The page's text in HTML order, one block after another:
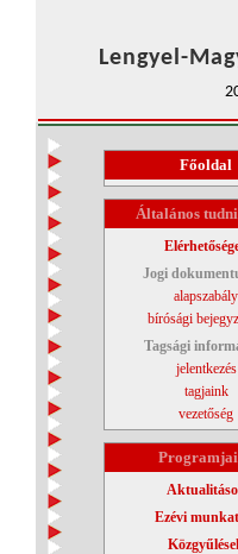
Lengyel-
Főoldal
Általános
Jogi
alapszabály
bírósági
Tagsági
jelentkezés
tagjaink
vezetőség
Ezévi